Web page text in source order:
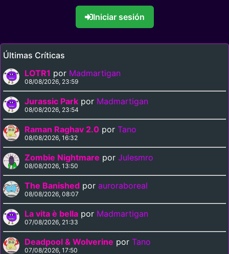
Iniciar sesión
Últimas Críticas
LOTR1 por Madmartigan
08/08/2026, 23:59
Jurassic Park por Madmartigan
08/08/2026, 23:54
Raman Raghav 2.0 por Tano
08/08/2026, 16:32
Zombie Nightmare por Julesmro
08/08/2026, 13:50
The Banished por auroraboreal
08/08/2026, 08:07
La vita è bella por Madmartigan
07/08/2026, 21:33
Deadpool & Wolverine por Tano
07/08/2026, 17:50